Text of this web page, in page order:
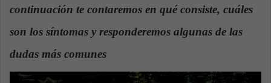
continuación te contaremos en qué consiste, cuáles
son los síntomas y responderemos algunas de las
dudas más comunes